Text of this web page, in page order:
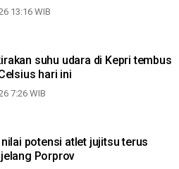
13:16 WIB
suhu udara di Kepri tembus
hari ini
7:26 WIB
nilai potensi atlet jujitsu terus
Porprov